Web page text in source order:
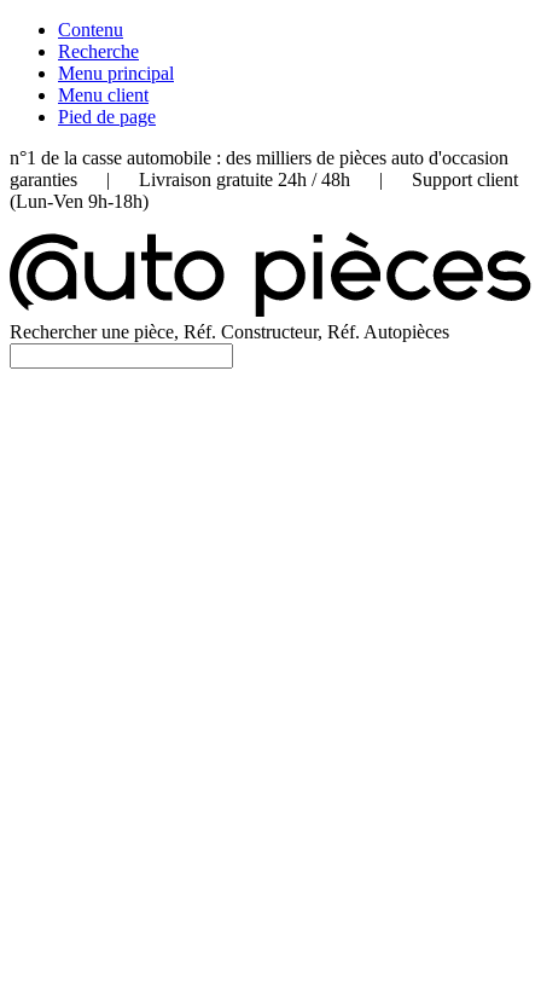
Contenu
Recherche
Menu principal
Menu client
Pied de page
n°1 de la casse automobile : des milliers de pièces auto d'occasion
garanties | Livraison gratuite 24h / 48h | Support client
(Lun-Ven 9h-18h)
Rechercher une pièce, Réf. Constructeur, Réf. Autopièces